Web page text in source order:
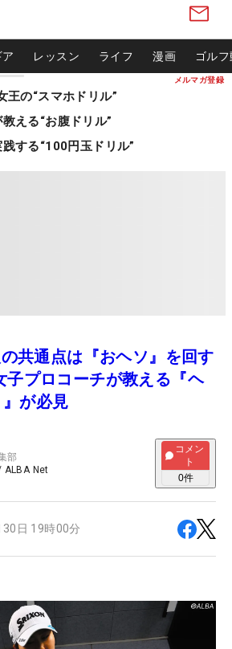
メルマガ登録
ア レッスン ライフ 漫画 ゴル
王の“スマホドリル”
える“お腹ドリル”
する“100円玉ドリル”
共通点は『おヘソ』を回す
子プロコーチが教える『ヘ
が必見
部
ALBA Net
コメン
ト
0件
日 19時00分